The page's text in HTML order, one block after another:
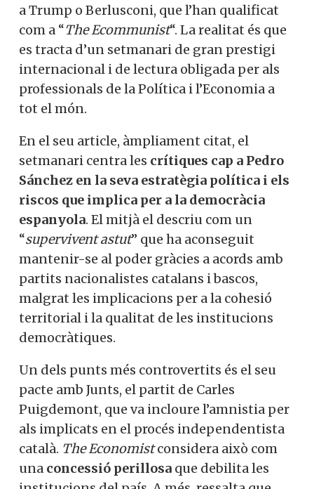
a Trump o Berlusconi, que l’han qualificat
com a “The Ecommunist“. La realitat és que
es tracta d’un setmanari de gran prestigi
internacional i de lectura obligada per als
professionals de la Política i l’Economia a
tot el món.
En el seu article, àmpliament citat, el
setmanari centra les crítiques cap a Pedro
Sánchez en la seva estratègia política i els
riscos que implica per a la democràcia
espanyola. El mitjà el descriu com un
“supervivent astut” que ha aconseguit
mantenir-se al poder gràcies a acords amb
partits nacionalistes catalans i bascos,
malgrat les implicacions per a la cohesió
territorial i la qualitat de les institucions
democràtiques.
Un dels punts més controvertits és el seu
pacte amb Junts, el partit de Carles
Puigdemont, que va incloure l’amnistia per
als implicats en el procés independentista
català. The Economistconsidera això com
una concessió perillosa que debilita les